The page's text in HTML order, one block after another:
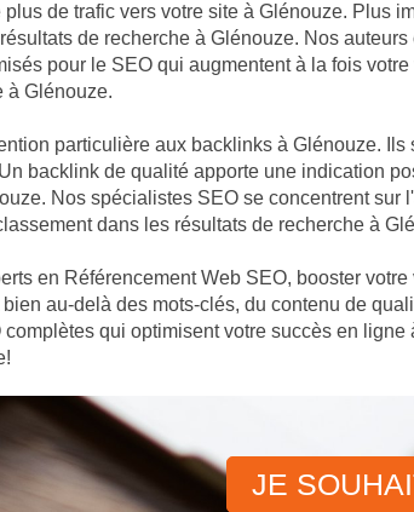
de trafic vers votre site à Glénouze. Plus
de recherche à Glénouze. Nos
pour le SEO qui augmentent à la fois
à Glénouze.
particulière aux backlinks à Glénouze.
backlink de qualité apporte une indication
Nos spécialistes SEO se concentrent
dans les résultats de recherche à
en Référencement Web SEO, booster
au-delà des mots-clés, du contenu de
qui optimisent votre succès en
JE